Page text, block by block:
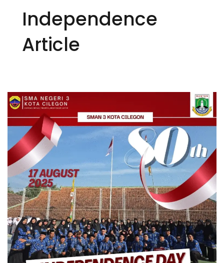
Independence
Article
Merayakan
80
Tahun
Kemerdekaan
Indonesia:
Refleksi
dan
Harapan